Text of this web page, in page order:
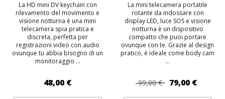
La HD mini DV keychain con
rilevamento del movimento e
visione notturna è una mini
telecamera spia pratica e
discreta, perfetta per
registrazioni video con audio
ovunque tu abbia bisogno di un
monitoraggio ...
48,00 €
La mini telecamera portatile
rotante da indossare con
display LED, luce SOS e visione
notturna è un dispositivo
compatto che puoi portare
ovunque con te. Grazie al design
pratico, è ideale come body cam
...
99,00 € 79,00 €